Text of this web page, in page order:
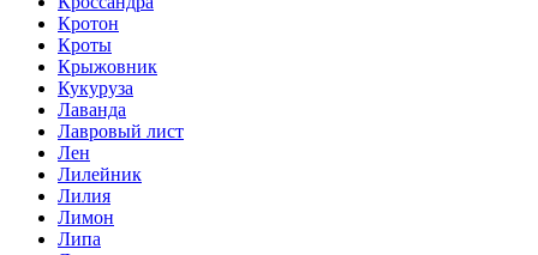
Кротон
Кроты
Крыжовник
Кукуруза
Лаванда
Лавровый лист
Лен
Лилейник
Лилия
Лимон
Липа